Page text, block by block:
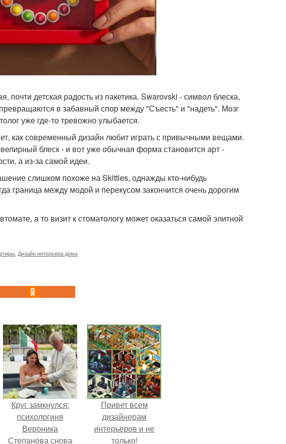
почти детская радость из пакетика. Swarovski - символ блеска,
в забавный спор между "Съесть" и "надеть". Мозг
уже где-то тревожно улыбается.
как современный дизайн любит играть с привычными вещами.
блеск - и вот уже обычная форма становится арт -
а из-за самой идеи.
слишком похоже на Skittles, однажды кто-нибудь
граница между модой и перекусом закончится очень дорогим
а то визит к стоматологу может оказаться самой элитной
Дизайн интерьера дома
Круг замкнулся:
психологиня
Вероника
Степанова снова
Привет всем
дизайнерам
интерьеров и не
только!